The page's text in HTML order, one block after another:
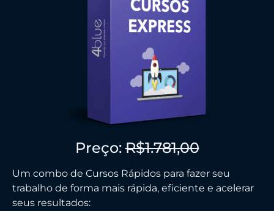
Preço:R$1.781,00
Um combo de Cursos Rápidos para fazer seu
trabalho de forma mais rápida, eficiente e acelerar
seus resultados: